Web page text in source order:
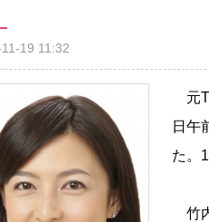
19 11:32
元
日午
た。
竹